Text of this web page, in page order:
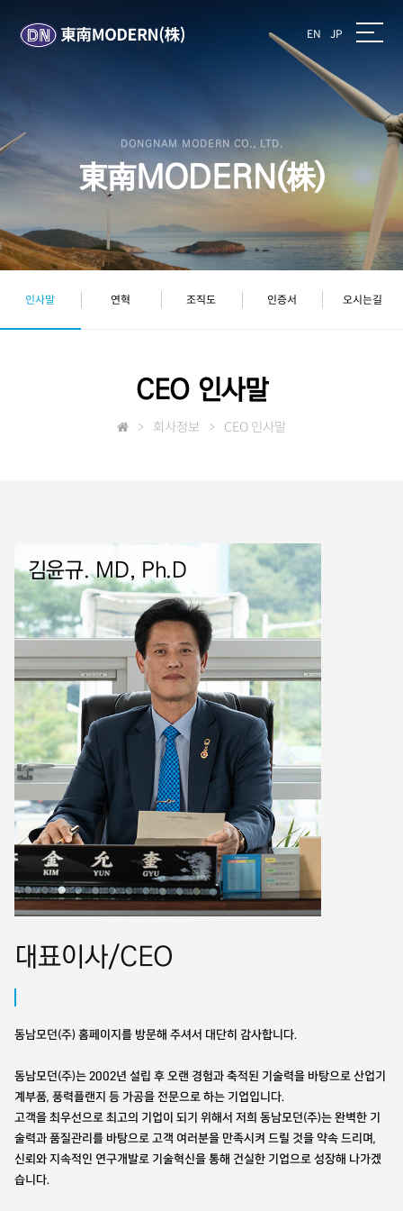
EN JP
DONGNAM MODERN CO., LTD.
東南MODERN(株)
인사말 연혁 조직도 인증서 오시는길
CEO 인사말
> 회사정보 > CEO 인사말
김윤규. MD, Ph.D
대표이사/CEO
동남모던(주) 홈페이지를 방문해 주셔서 대단히 감사합니다.
동남모던(주)는 2002년 설립 후 오랜 경험과 축적된 기술력을 바탕으로 산업기
계부품, 풍력플랜지 등 가공을 전문으로 하는 기업입니다.
고객을 최우선으로 최고의 기업이 되기 위해서 저희 동남모던(주)는 완벽한 기
술력과 품질관리를 바탕으로 고객 여러분을 만족시켜 드릴 것을 약속 드리며,
신뢰와 지속적인 연구개발로 기술혁신을 통해 건실한 기업으로 성장해 나가겠
습니다.